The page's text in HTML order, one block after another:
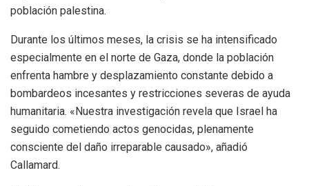
población palestina.
Durante los últimos meses, la crisis se ha intensificado
especialmente en el norte de Gaza, donde la población
enfrenta hambre y desplazamiento constante debido a
bombardeos incesantes y restricciones severas de ayuda
humanitaria. «Nuestra investigación revela que Israel ha
seguido cometiendo actos genocidas, plenamente
consciente del daño irreparable causado», añadió
Callamard.